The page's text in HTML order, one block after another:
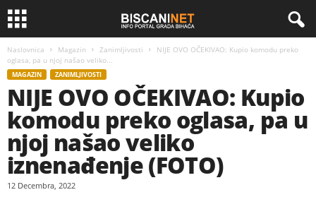
Naslovnica Magazin Zanimljivosti
NIJE OVO OČEKIVAO: Kupio komodu preko
oglasa, pa u njoj našao veliko...
MAGAZIN ZANIMLJIVOSTI
NIJE OVO OČEKIVAO: Kupio
komodu preko oglasa, pa u
njoj našao veliko
iznenađenje (FOTO)
12 Decembra, 2022